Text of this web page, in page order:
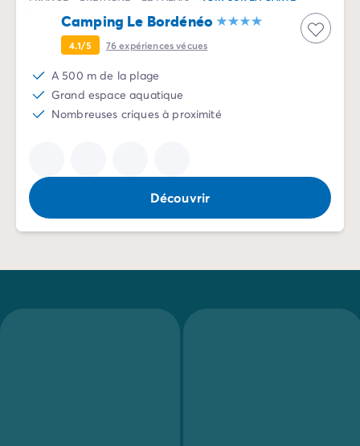
Camping Le Bordénéo
4.1/5 76expériences vécues
A 500 m de la plage
Grand espace aquatique
Nombreuses criques à proximité
Découvrir